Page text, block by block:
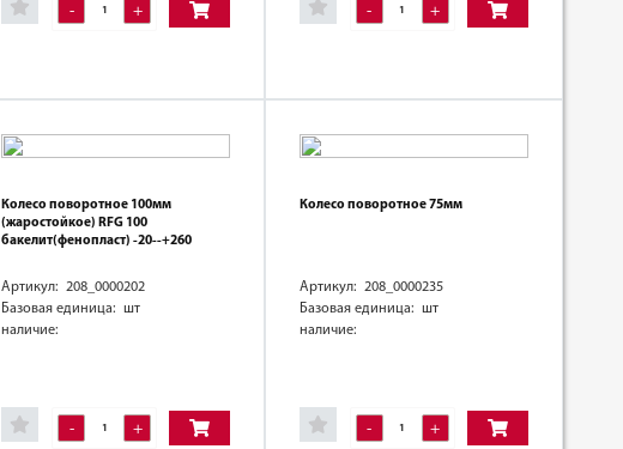
- + - +
Колесо поворотное 100мм
(жаростойкое) RFG 100
бакелит(фенопласт) -20--+260
Артикул: 208_0000202
Базовая единица: шт
наличие:
- +
Колесо поворотное 75мм
Артикул: 208_0000235
Базовая единица: шт
наличие:
- +